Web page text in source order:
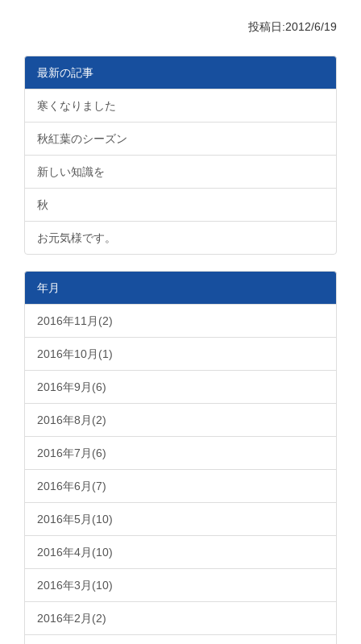
投稿日:2012/6/19
最新の記事
寒くなりました
秋紅葉のシーズン
新しい知識を
秋
お元気様です。
年月
2016年11月(2)
2016年10月(1)
2016年9月(6)
2016年8月(2)
2016年7月(6)
2016年6月(7)
2016年5月(10)
2016年4月(10)
2016年3月(10)
2016年2月(2)